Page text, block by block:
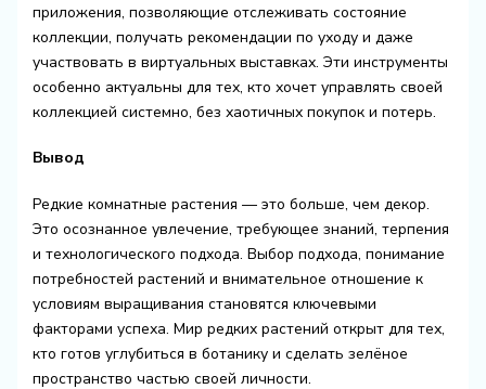
приложения, позволяющие отслеживать состояние
коллекции, получать рекомендации по уходу и даже
участвовать в виртуальных выставках. Эти инструменты
особенно актуальны для тех, кто хочет управлять своей
коллекцией системно, без хаотичных покупок и потерь.
Вывод
Редкие комнатные растения — это больше, чем декор.
Это осознанное увлечение, требующее знаний, терпения
и технологического подхода. Выбор подхода, понимание
потребностей растений и внимательное отношение к
условиям выращивания становятся ключевыми
факторами успеха. Мир редких растений открыт для тех,
кто готов углубиться в ботанику и сделать зелёное
пространство частью своей личности.